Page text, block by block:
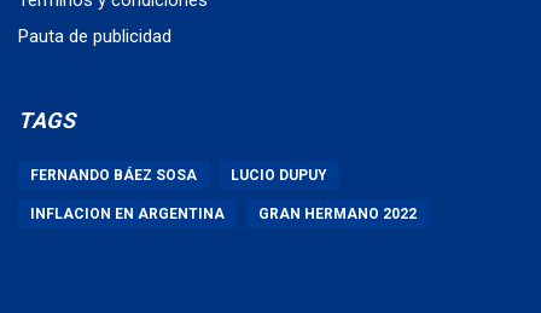
Pauta de publicidad
TAGS
FERNANDO BÁEZ SOSA LUCIO DUPUY
INFLACION EN ARGENTINA GRAN HERMANO 2022